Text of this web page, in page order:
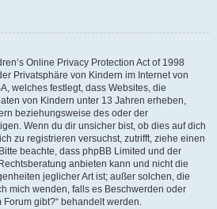
Online Privacy Protection Act of 1998
Privatsphäre von Kindern im Internet von
welches festlegt, dass Websites, die
von Kindern unter 13 Jahren erheben,
beziehungsweise des oder der
Wenn du dir unsicher bist, ob dies auf dich
zu registrieren versuchst, zutrifft, ziehe einen
beachte, dass phpBB Limited und der
anbieten kann und nicht die
jeglicher Art ist; außer solchen, die
mich wenden, falls es Beschwerden oder
gibt?“ behandelt werden.